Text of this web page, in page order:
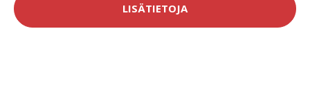
LISÄTIETOJA